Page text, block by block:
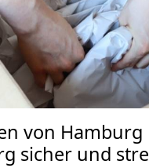
von Hamburg
sicher und